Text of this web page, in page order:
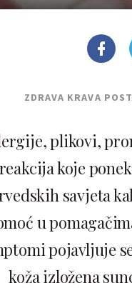
ZDRAVA KRAVA
plikovi,
koje
savjeta
u
pojavljuje
koža izložena